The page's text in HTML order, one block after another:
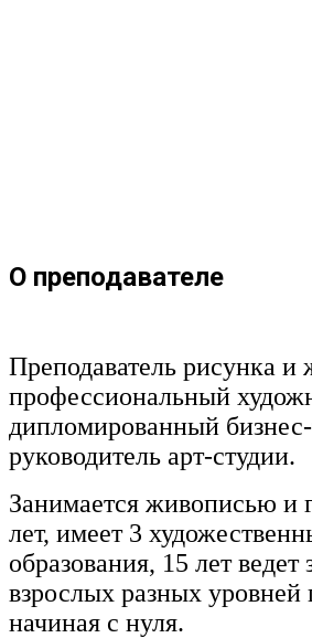
О преподавателе
Преподаватель рисунка и
профессиональный
дипломированный
руководитель арт-студии.
Занимается живописью и
лет, имеет 3
образования, 15 лет ведет
взрослых разных уровней
начиная с нуля.